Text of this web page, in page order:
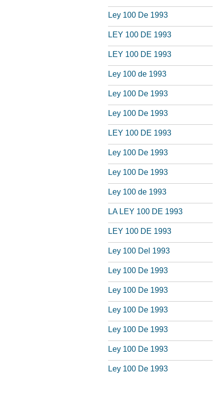
Ley 100 De 1993
LEY 100 DE 1993
LEY 100 DE 1993
Ley 100 de 1993
Ley 100 De 1993
Ley 100 De 1993
LEY 100 DE 1993
Ley 100 De 1993
Ley 100 De 1993
Ley 100 de 1993
LA LEY 100 DE 1993
LEY 100 DE 1993
Ley 100 Del 1993
Ley 100 De 1993
Ley 100 De 1993
Ley 100 De 1993
Ley 100 De 1993
Ley 100 De 1993
Ley 100 De 1993